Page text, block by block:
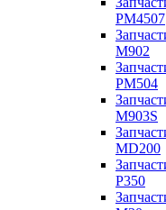
PM4507
M902
PM504
M903S
MD200
P350